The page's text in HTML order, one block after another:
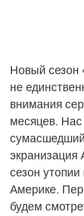
Новый
не
внимания
месяцев. Нас
экранизация
сезон
Америке.
будем